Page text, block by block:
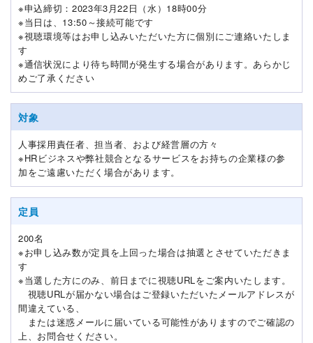
※申込締切：2023年3月22日（水）18時00分
※当日は、13:50～接続可能です
※視聴環境等はお申し込みいただいた方に個別にご連絡いたしま
す
※通信状況により待ち時間が発生する場合があります。あらかじ
めご了承ください
対象
人事採用責任者、担当者、および経営層の方々
※HRビジネスや弊社競合となるサービスをお持ちの企業様の参
加をご遠慮いただく場合があります。
定員
200名
※お申し込み数が定員を上回った場合は抽選とさせていただきま
す
※当選した方にのみ、前日までに視聴URLをご案内いたします。
視聴URLが届かない場合はご登録いただいたメールアドレスが
間違えている、
または迷惑メールに届いている可能性がありますのでご確認の
上、お問合せください。